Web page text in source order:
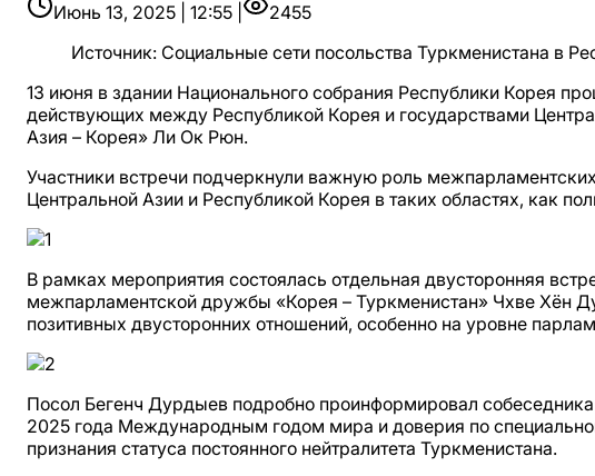
Июнь 13, 2025 | 12:55 |
2455
Источник: Социальные сети посольства Туркменистана в
13 июня в здании Национального собрания Республики Корея
действующих между Республикой Корея и государствами
Азия – Корея» Ли Ок Рюн.
Участники встречи подчеркнули важную роль
Центральной Азии и Республикой Корея в таких областях, как
В рамках мероприятия состоялась отдельная двусторонняя
межпарламентской дружбы «Корея – Туркменистан» Чхве Хён
позитивных двусторонних отношений, особенно на уровне
Посол Бегенч Дурдыев подробно проинформировал
2025 года Международным годом мира и доверия по
признания статуса постоянного нейтралитета Туркменистана.